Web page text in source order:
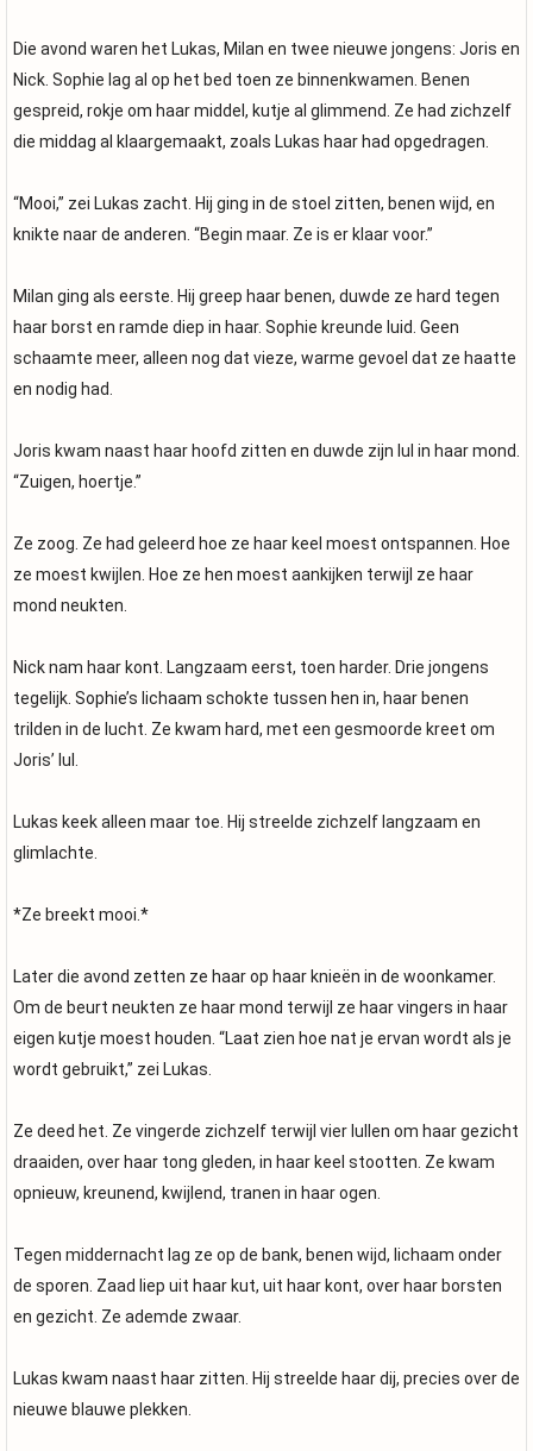
Die avond waren het Lukas, Milan en twee nieuwe jongens: Joris en
Nick. Sophie lag al op het bed toen ze binnenkwamen. Benen
gespreid, rokje om haar middel, kutje al glimmend. Ze had zichzelf
die middag al klaargemaakt, zoals Lukas haar had opgedragen.
“Mooi,” zei Lukas zacht. Hij ging in de stoel zitten, benen wijd, en
knikte naar de anderen. “Begin maar. Ze is er klaar voor.”
Milan ging als eerste. Hij greep haar benen, duwde ze hard tegen
haar borst en ramde diep in haar. Sophie kreunde luid. Geen
schaamte meer, alleen nog dat vieze, warme gevoel dat ze haatte
en nodig had.
Joris kwam naast haar hoofd zitten en duwde zijn lul in haar mond.
“Zuigen, hoertje.”
Ze zoog. Ze had geleerd hoe ze haar keel moest ontspannen. Hoe
ze moest kwijlen. Hoe ze hen moest aankijken terwijl ze haar
mond neukten.
Nick nam haar kont. Langzaam eerst, toen harder. Drie jongens
tegelijk. Sophie’s lichaam schokte tussen hen in, haar benen
trilden in de lucht. Ze kwam hard, met een gesmoorde kreet om
Joris’ lul.
Lukas keek alleen maar toe. Hij streelde zichzelf langzaam en
glimlachte.
*Ze breekt mooi.*
Later die avond zetten ze haar op haar knieën in de woonkamer.
Om de beurt neukten ze haar mond terwijl ze haar vingers in haar
eigen kutje moest houden. “Laat zien hoe nat je ervan wordt als je
wordt gebruikt,” zei Lukas.
Ze deed het. Ze vingerde zichzelf terwijl vier lullen om haar gezicht
draaiden, over haar tong gleden, in haar keel stootten. Ze kwam
opnieuw, kreunend, kwijlend, tranen in haar ogen.
Tegen middernacht lag ze op de bank, benen wijd, lichaam onder
de sporen. Zaad liep uit haar kut, uit haar kont, over haar borsten
en gezicht. Ze ademde zwaar.
Lukas kwam naast haar zitten. Hij streelde haar dij, precies over de
nieuwe blauwe plekken.